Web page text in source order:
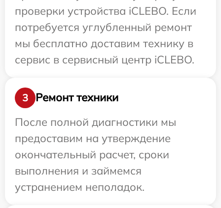
проверки устройства iCLEBO. Если
потребуется углубленный ремонт
мы бесплатно доставим технику в
сервис в сервисный центр iCLEBO.
3
Ремонт техники
После полной диагностики мы
предоставим на утверждение
окончательный расчет, сроки
выполнения и займемся
устранением неполадок.